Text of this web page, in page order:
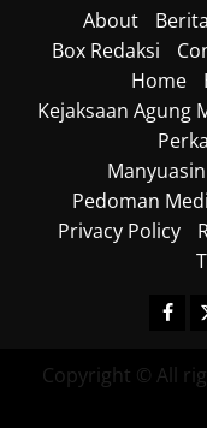
About
Box Redaksi
Home
Kejaksaan Agung
Manyuasin
Pedoman
Privacy Policy
Copyright © All